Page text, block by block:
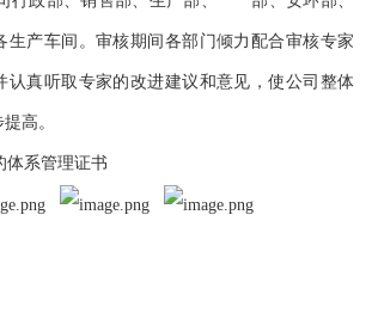
生产车间。审核期间各部门倾力配合审核专家
认真听取专家的改进建议和意见，使公司整体
高。
体系管理证书